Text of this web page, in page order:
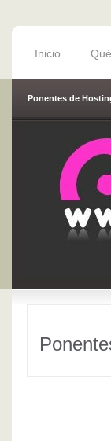
Inicio
Ponentes de